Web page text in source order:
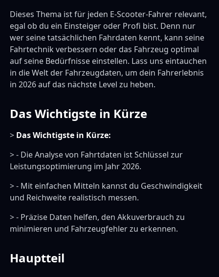
Dieses Thema ist für jeden E-Scooter-Fahrer relevant,
egal ob du ein Einsteiger oder Profi bist. Denn nur
wer seine tatsächlichen Fahrdaten kennt, kann seine
Fahrtechnik verbessern oder das Fahrzeug optimal
auf seine Bedürfnisse einstellen. Lass uns eintauchen
in die Welt der Fahrzeugdaten, um dein Fahrerlebnis
in 2026 auf das nächste Level zu heben.
Das Wichtigste in Kürze
> Das Wichtigste in Kürze:
> - Die Analyse von Fahrtdaten ist Schlüssel zur
Leistungsoptimierung im Jahr 2026.
> - Mit einfachen Mitteln kannst du Geschwindigkeit
und Reichweite realistisch messen.
> - Präzise Daten helfen, den Akkuverbrauch zu
minimieren und Fahrzeugfehler zu erkennen.
Hauptteil